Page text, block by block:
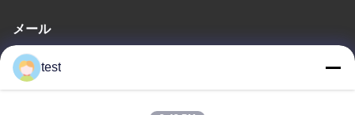
メール
test@test.com
test